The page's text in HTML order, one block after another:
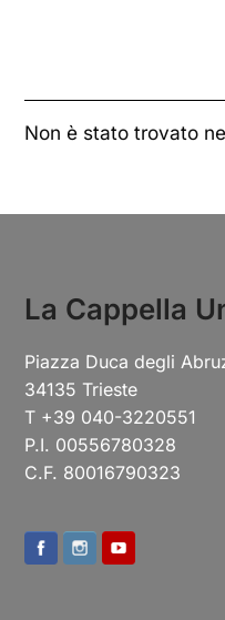
Non è stato trovato
La Cappella
Piazza Duca degli
34135 Trieste
T +39 040-3220551
P.I. 00556780328
C.F. 80016790323